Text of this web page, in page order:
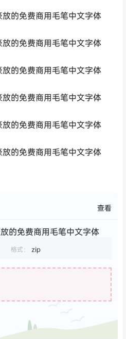
查看
的免费商用毛笔中文字体
格式： zip